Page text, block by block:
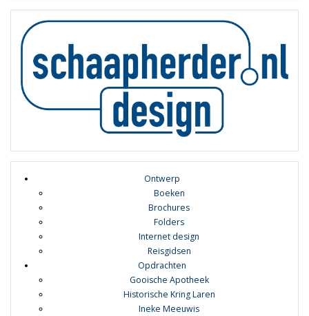
Ontwerp
Boeken
Brochures
Folders
Internet design
Reisgidsen
Opdrachten
Gooische Apotheek
Historische Kring Laren
Ineke Meeuwis